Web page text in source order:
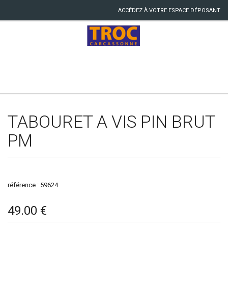
ACCÉDEZ À VOTRE ESPACE DÉPOSANT
TABOURET A VIS PIN BRUT
PM
référence : 59624
49.00 €